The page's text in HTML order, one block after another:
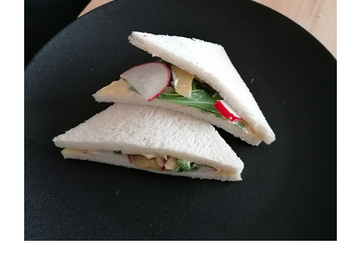
Hummus – Rucola Tramezzini (2 Stück)